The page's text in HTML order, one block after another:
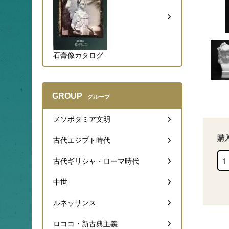
購
石膏像カタログ
GROUP グループ
メソポタミア文明
古代エジプト時代
古代ギリシャ・ローマ時代
中世
ルネッサンス
ロココ・新古典主義